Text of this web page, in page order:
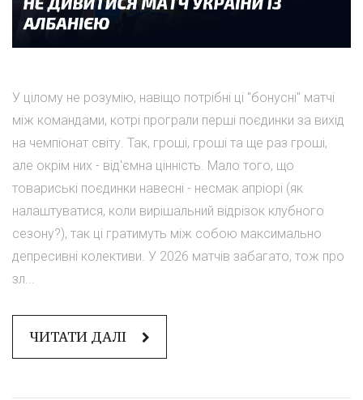
У цілому не розумію, навіщо потрібні ці "бонусні" матчі
між командами, котрі програли перші поєдинки за вихід
на чемпіонат світу. Так, гроші, гроші та ще раз гроші,
але окрім них - від'ємна цінність. Мало того, що
товариські поєдинки навесні - несмак апріорі (як
налаштуватися, коли вирішальний відрізок клубного
сезону?), так ці гратимуть між собою максимально
депресивні колективи. У 2026 матчів забагато, тож про
зл...
ЧИТАТИ ДАЛІ